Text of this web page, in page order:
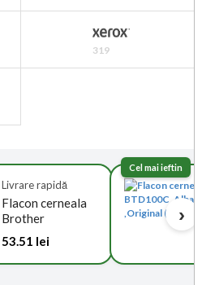
319
Livrare rapidă
Flacon cerneala
Brother
BTD100M
,Mage...
53.51 lei
Cel mai ieftin
›